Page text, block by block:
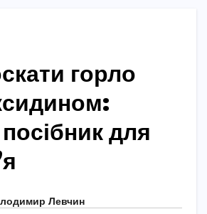
горло
для
Левчин